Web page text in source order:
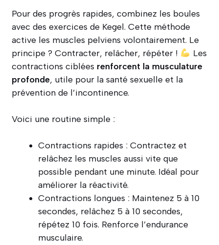
Pour des progrès rapides, combinez les boules
avec des exercices de Kegel. Cette méthode
active les muscles pelviens volontairement. Le
principe ? Contracter, relâcher, répéter !
Les
contractions ciblées renforcent la musculature
profonde, utile pour la santé sexuelle et la
prévention de l’incontinence.
Voici une routine simple :
Contractions rapides : Contractez et
relâchez les muscles aussi vite que
possible pendant une minute. Idéal pour
améliorer la réactivité.
Contractions longues : Maintenez 5 à 10
secondes, relâchez 5 à 10 secondes,
répétez 10 fois. Renforce l’endurance
musculaire.